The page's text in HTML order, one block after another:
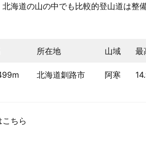
北海道の山の中でも比較的登山道は整
所在地 山域 最
北海道釧路市 阿寒
ちら